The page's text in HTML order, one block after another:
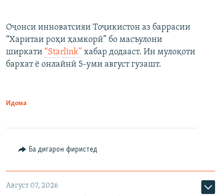
Оҷонси инноватсияи Тоҷикистон аз баррасии
“Харитаи роҳи ҳамкорӣ” бо масъулони
ширкати “Starlink” хабар додааст. Ин мулоқоти
бархат ё онлайнӣ 5-уми август гузашт.
Идома
Ба дигарон фиристед
Август 07, 2026